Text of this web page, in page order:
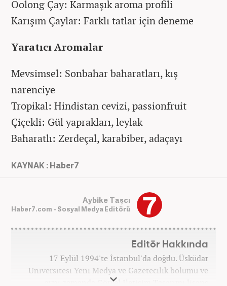
Oolong Çay: Karmaşık aroma profili
Karışım Çaylar: Farklı tatlar için deneme
Yaratıcı Aromalar
Mevsimsel: Sonbahar baharatları, kış
narenciye
Tropikal: Hindistan cevizi, passionfruit
Çiçekli: Gül yaprakları, leylak
Baharatlı: Zerdeçal, karabiber, adaçayı
KAYNAK : Haber7
Aybike Taşcı
Haber7.com - Sosyal Medya Editörü
Editör Hakkında
17 Eylül 1994'te İstanbul'da doğdu. Üsküdar
Üniversitesi Yeni Medya ve Gazetecilik bölümü ve
aynı zamanda Görsel İletişim Tasarımı lisans